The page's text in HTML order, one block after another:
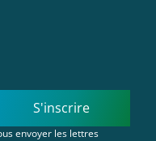
envoyer les lettres
S'inscrire